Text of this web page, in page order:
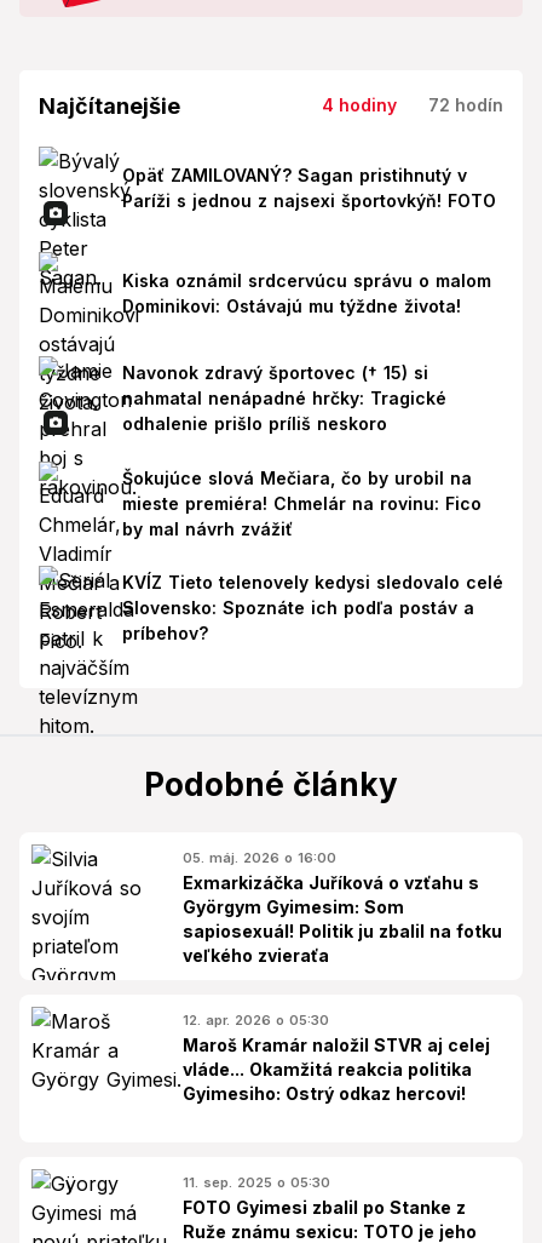
Najčítanejšie 4 hodiny 72 hodín
Opäť ZAMILOVANÝ? Sagan pristihnutý v
Paríži s jednou z najsexi športovkýň! FOTO
Kiska oznámil srdcervúcu správu o malom
Dominikovi: Ostávajú mu týždne života!
Navonok zdravý športovec († 15) si
nahmatal nenápadné hrčky: Tragické
odhalenie prišlo príliš neskoro
Šokujúce slová Mečiara, čo by urobil na
mieste premiéra! Chmelár na rovinu: Fico
by mal návrh zvážiť
KVÍZ Tieto telenovely kedysi sledovalo celé
Slovensko: Spoznáte ich podľa postáv a
príbehov?
Podobné články
05. máj. 2026 o 16:00
Exmarkizáčka Juříková o vzťahu s
Györgym Gyimesim: Som
sapiosexuál! Politik ju zbalil na fotku
veľkého zvieraťa
12. apr. 2026 o 05:30
Maroš Kramár naložil STVR aj celej
vláde... Okamžitá reakcia politika
Gyimesiho: Ostrý odkaz hercovi!
11. sep. 2025 o 05:30
FOTO Gyimesi zbalil po Stanke z
Ruže známu sexicu: TOTO je jeho